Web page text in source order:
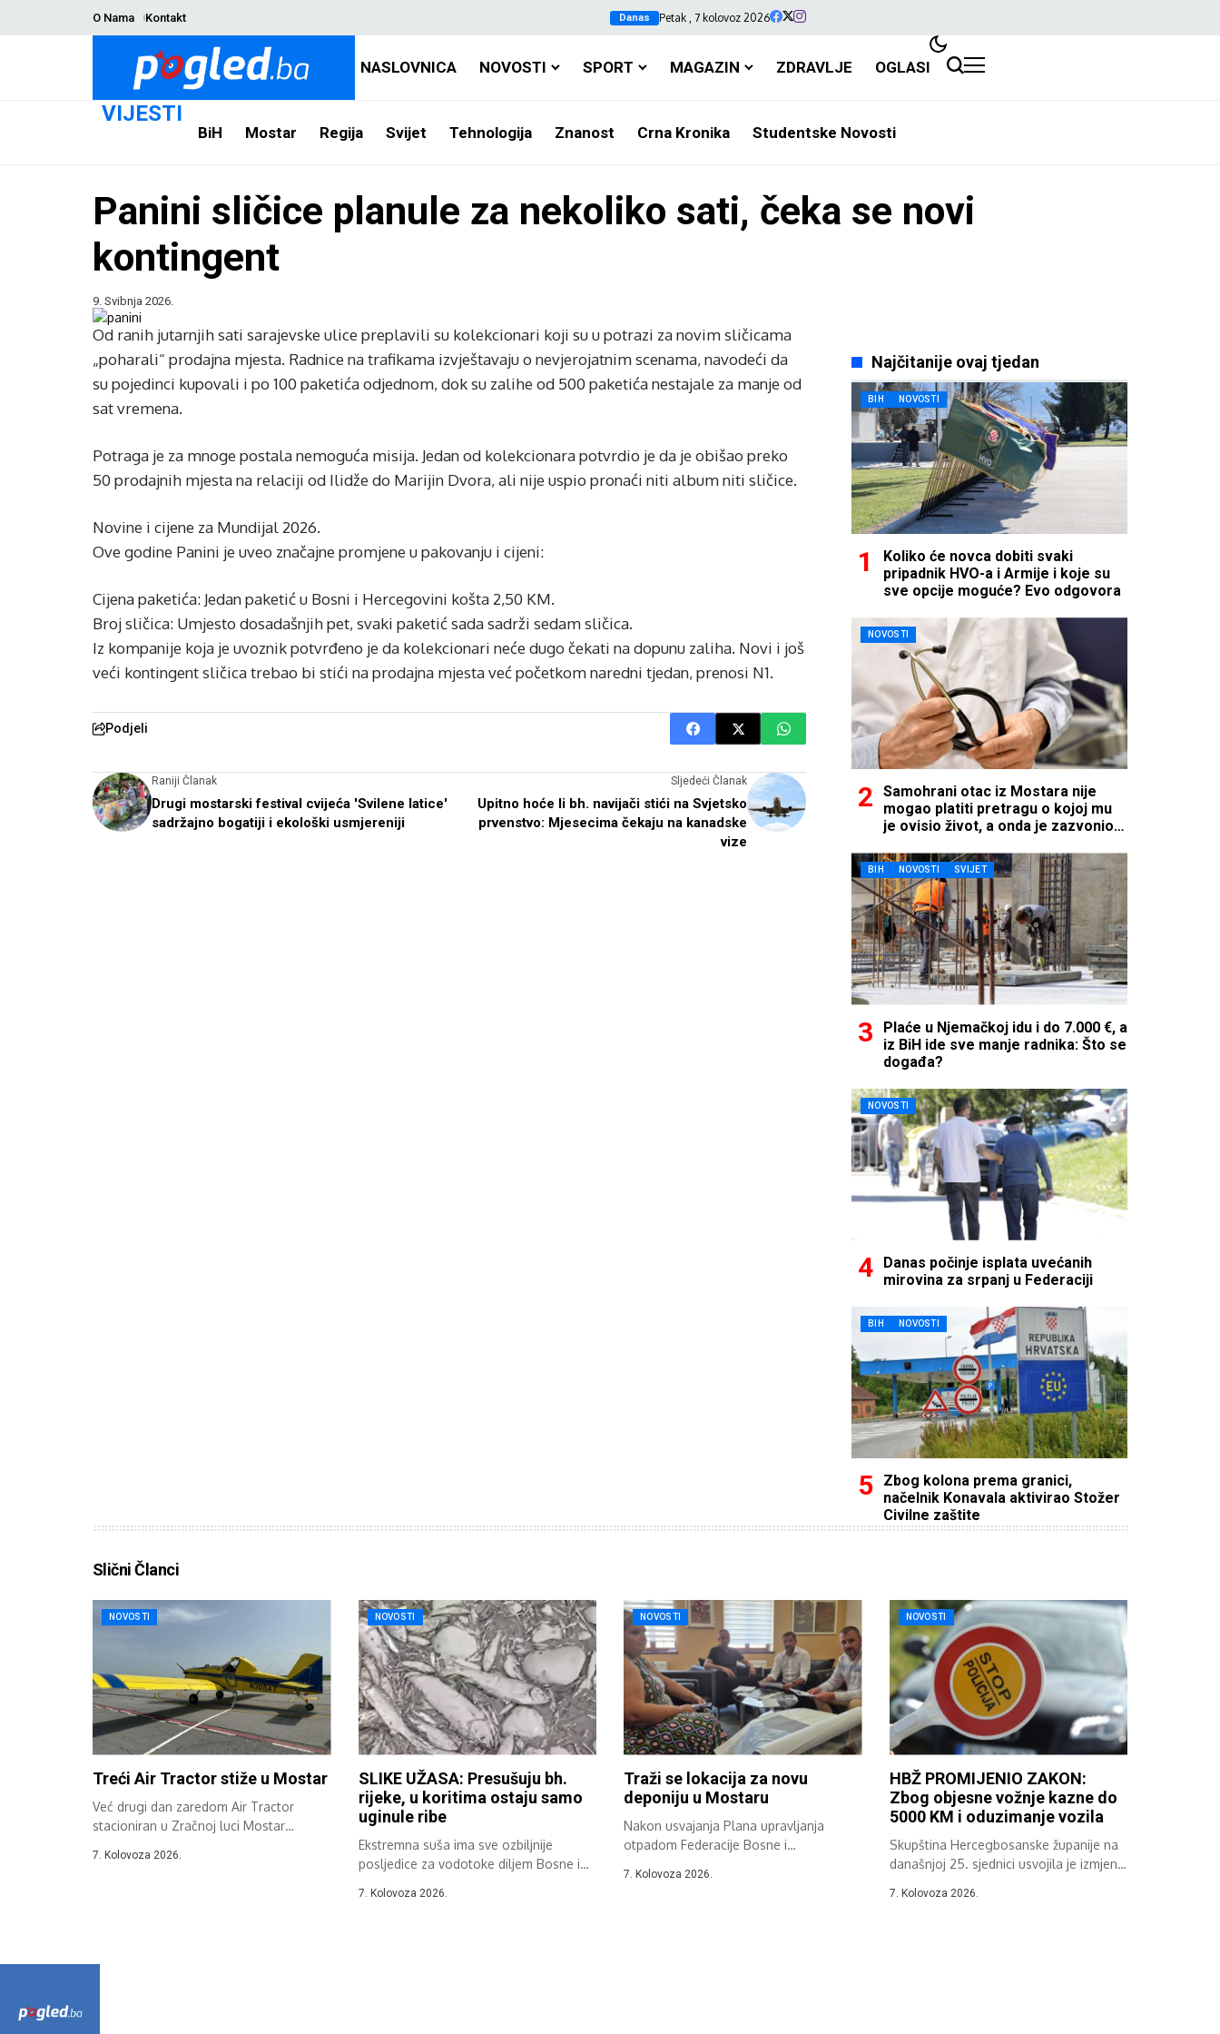
O Nama Kontakt Danas Petak , 7 kolovoz 2026
NASLOVNICA NOVOSTI SPORT MAGAZIN ZDRAVLJE OGLASI
VIJESTI
BiH Mostar Regija Svijet Tehnologija Znanost Crna Kronika Studentske Novosti
Panini sličice planule za nekoliko sati, čeka se novi
kontingent
9. Svibnja 2026.
Od ranih jutarnjih sati sarajevske ulice preplavili su kolekcionari koji su u potrazi za novim sličicama
„poharali“ prodajna mjesta. Radnice na trafikama izvještavaju o nevjerojatnim scenama, navodeći da
su pojedinci kupovali i po 100 paketića odjednom, dok su zalihe od 500 paketića nestajale za manje od
sat vremena.
Potraga je za mnoge postala nemoguća misija. Jedan od kolekcionara potvrdio je da je obišao preko
50 prodajnih mjesta na relaciji od Ilidže do Marijin Dvora, ali nije uspio pronaći niti album niti sličice.
Novine i cijene za Mundijal 2026.
Ove godine Panini je uveo značajne promjene u pakovanju i cijeni:
Cijena paketića: Jedan paketić u Bosni i Hercegovini košta 2,50 KM.
Broj sličica: Umjesto dosadašnjih pet, svaki paketić sada sadrži sedam sličica.
Iz kompanije koja je uvoznik potvrđeno je da kolekcionari neće dugo čekati na dopunu zaliha. Novi i još
veći kontingent sličica trebao bi stići na prodajna mjesta već početkom naredni tjedan, prenosi N1.
Podjeli
Raniji Članak
Drugi mostarski festival cvijeća 'Svilene latice'
sadržajno bogatiji i ekološki usmjereniji
Sljedeći Članak
Upitno hoće li bh. navijači stići na Svjetsko
prvenstvo: Mjesecima čekaju na kanadske
vize
Najčitanije ovaj tjedan
BIH NOVOSTI
Koliko će novca dobiti svaki
pripadnik HVO-a i Armije i koje su
sve opcije moguće? Evo odgovora
NOVOSTI
Samohrani otac iz Mostara nije
mogao platiti pretragu o kojoj mu
je ovisio život, a onda je zazvonio
BIH NOVOSTI SVIJET
Plaće u Njemačkoj idu i do 7.000 €, a
iz BiH ide sve manje radnika: Što se
događa?
NOVOSTI
Danas počinje isplata uvećanih
mirovina za srpanj u Federaciji
BIH NOVOSTI
Zbog kolona prema granici,
načelnik Konavala aktivirao Stožer
Civilne zaštite
Slični Članci
NOVOSTI
Treći Air Tractor stiže u Mostar
Već drugi dan zaredom Air Tractor
stacioniran u Zračnoj luci Mostar
7. Kolovoza 2026.
NOVOSTI
SLIKE UŽASA: Presušuju bh.
rijeke, u koritima ostaju samo
uginule ribe
Ekstremna suša ima sve ozbiljnije
posljedice za vodotoke diljem Bosne i
7. Kolovoza 2026.
NOVOSTI
Traži se lokacija za novu
deponiju u Mostaru
Nakon usvajanja Plana upravljanja
otpadom Federacije Bosne i
7. Kolovoza 2026.
NOVOSTI
HBŽ PROMIJENIO ZAKON:
Zbog objesne vožnje kazne do
5000 KM i oduzimanje vozila
Skupština Hercegbosanske županije na
današnjoj 25. sjednici usvojila je izmjene
7. Kolovoza 2026.